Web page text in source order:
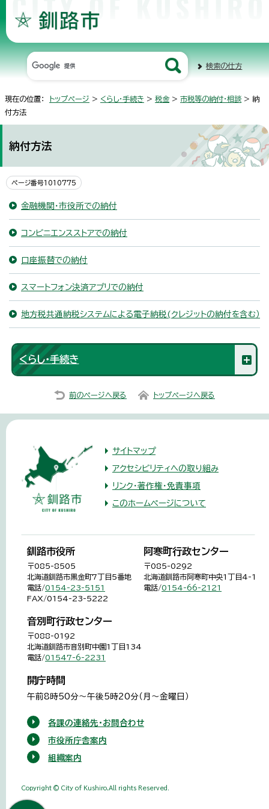
検索の仕方
現在の位置： トップページ > くらし・手続き > 税金> 市税等の納付・相談 > 納
付方法
納付方法
ページ番号1010775
金融機関・市役所での納付
コンビニエンスストアでの納付
口座振替での納付
スマートフォン決済アプリでの納付
地方税共通納税システムによる電子納税(クレジットの納付を含む）
くらし・手続き
前のページへ戻る トップページへ戻る
サイトマップ
アクセシビリティへの取り組み
リンク・著作権・免責事項
このホームページについて
釧路市役所
〒085-8505
北海道釧路市黒金町7丁目5番地
電話/0154-23-5151
FAX/0154-23-5222
阿寒町行政センター
〒085-0292
北海道釧路市阿寒町中央1丁目4-1
電話/0154-66-2121
音別町行政センター
〒088-0192
北海道釧路市音別町中園1丁目134
電話/01547-6-2231
開庁時間
午前8時50分～午後5時20分（月～金曜日）
各課の連絡先・お問合わせ
市役所庁舎案内
組織案内
Copyright © City of Kushiro,All rights Reserved.